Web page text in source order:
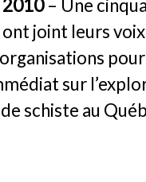
– Une
joint leurs
sur
schiste au